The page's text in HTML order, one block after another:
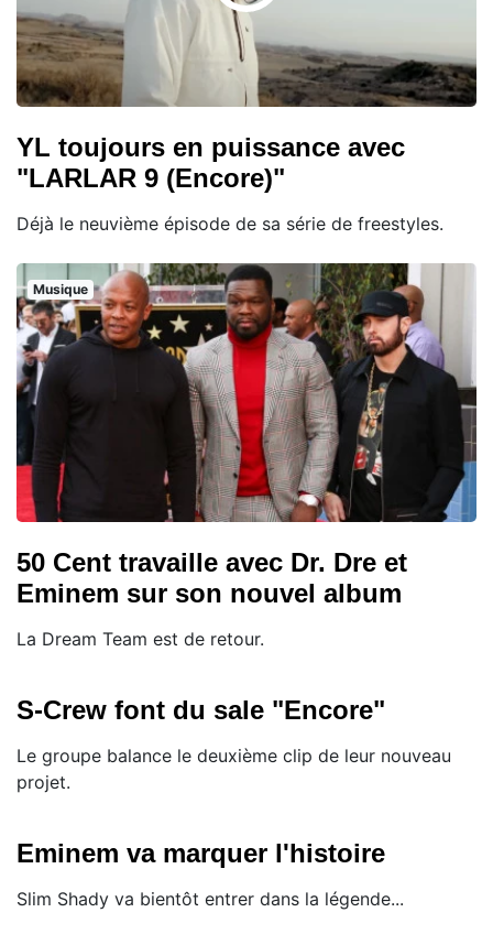
YL toujours en puissance avec
"LARLAR 9 (Encore)"
Déjà le neuvième épisode de sa série de freestyles.
Musique
50 Cent travaille avec Dr. Dre et
Eminem sur son nouvel album
La Dream Team est de retour.
S-Crew font du sale "Encore"
Le groupe balance le deuxième clip de leur nouveau
projet.
Eminem va marquer l'histoire
Slim Shady va bientôt entrer dans la légende...